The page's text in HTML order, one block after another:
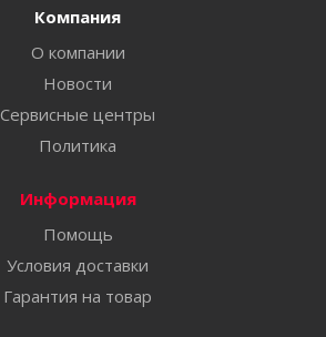
Компания
О компании
Новости
Сервисные центры
Политика
Информация
Помощь
Условия доставки
Гарантия на товар